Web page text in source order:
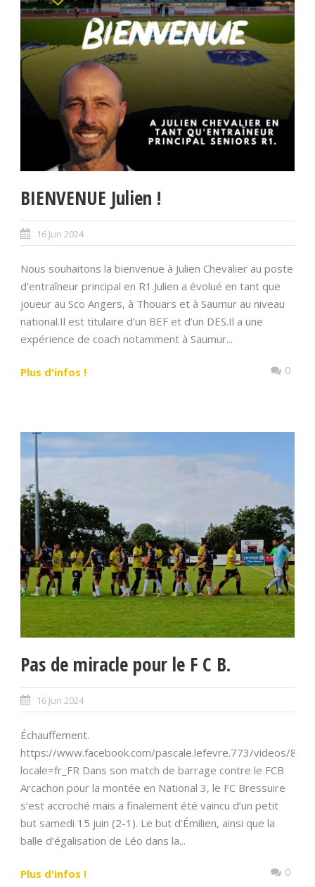
BIENVENUE Julien !
16 Jun 2024
Nous souhaitons la bienvenue à Julien Chevalier au poste
d’entraîneur principal en R1.Julien a évolué en tant que
joueur au Sco Angers, à Thouars et à Saumur au niveau
national.Il est titulaire d’un BEF et d’un DES.Il a une
expérience de coach notamment à Saumur...
Plus d'infos ! 0
Pas de miracle pour le F C B.
16 Jun 2024
Échauffement.
https://www.facebook.com/pascale.lefevre.773/videos/
locale=fr_FR Dans son match de barrage contre le FCB
Arcachon pour la montée en National 3, le FC Bressuire
s’est accroché mais a finalement été vaincu d’un petit
but samedi 15 juin (2-1). Le but d’Émilien, ainsi que la
balle d’égalisation de Léo dans la...
Plus d'infos ! 0